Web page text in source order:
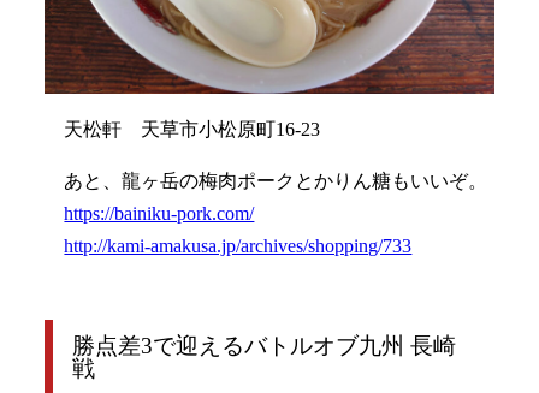
天松軒 天草市小松原町16-23
あと、龍ヶ岳の梅肉ポークとかりん糖もいいぞ。
https://bainiku-pork.com/
http://kami-amakusa.jp/archives/shopping/733
勝点差3で迎えるバトルオブ九州 長崎
戦